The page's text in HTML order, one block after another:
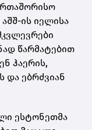
ის იელისა
წარმატებით
ჰაერის,
და ებრძვიან
ესტონეთმა